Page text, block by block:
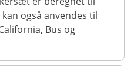
også anvendes til
Bus og